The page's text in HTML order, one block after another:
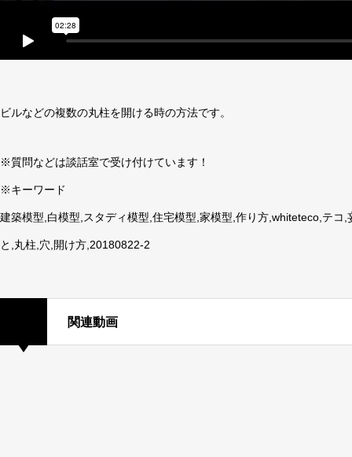
ビルなどの複数の丸柱を開ける時の方法です。
※質問などは談話室で受け付けています！
※キーワード
建築模型,白模型,スタディ模型,住宅模型,家模型,作り方,whiteteco,テ
と,丸柱,穴,開け方,20180822-2
関連動画